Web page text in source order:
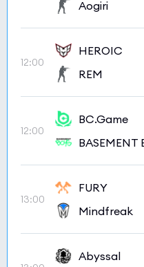
Aogiri
12:00
HEROIC
REM
12:00
BC.Game
BASEMENT
13:00
FURY
Mindfreak
Abyssal